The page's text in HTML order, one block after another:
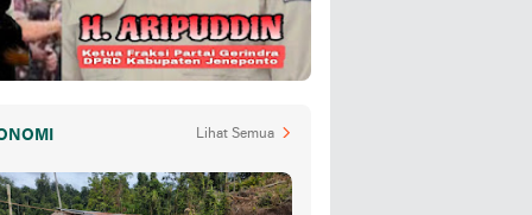
Lihat Semua